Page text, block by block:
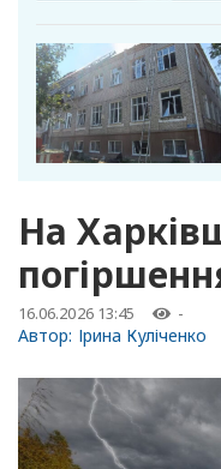
На
16.06.2026 13:45 -
Автор: Ірина Куліченко